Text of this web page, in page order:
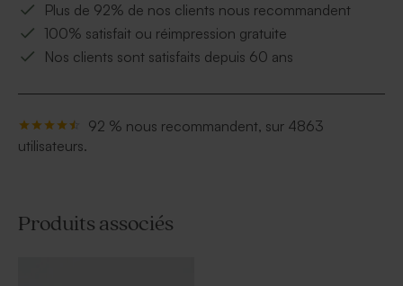
Plus de 92% de nos clients nous recommandent
100% satisfait ou réimpression gratuite
Nos clients sont satisfaits depuis 60 ans
92 % nous recommandent, sur 4863
utilisateurs.
Produits associés